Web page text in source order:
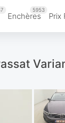
Enchères
5953
Prix